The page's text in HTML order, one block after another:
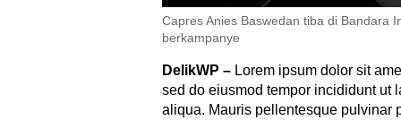
Capres Anies Baswedan tiba di Bandara
berkampanye
DelikWP – Lorem ipsum dolor sit
sed do eiusmod tempor incididunt ut
aliqua. Mauris pellentesque pulvinar